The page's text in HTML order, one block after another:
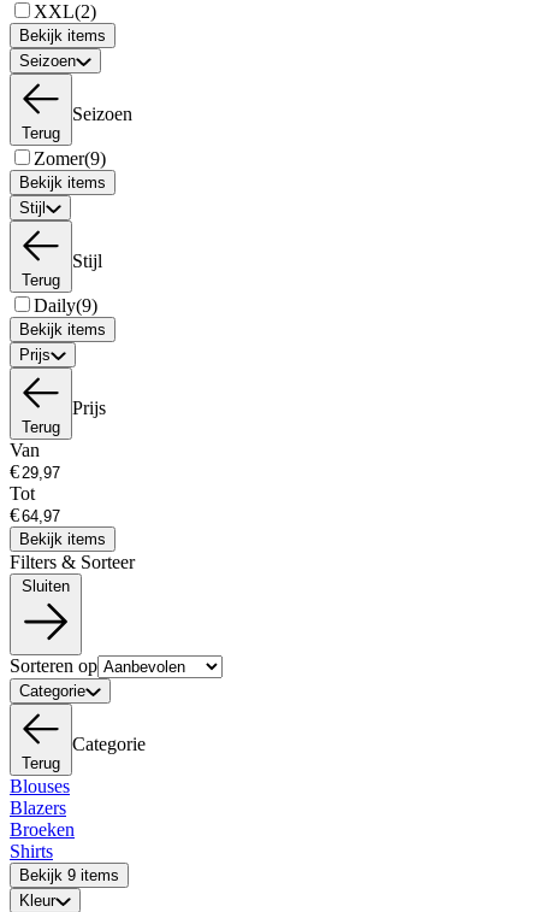
XXL(2)
Bekijk items
Seizoen
Terug
Seizoen
Zomer(9)
Bekijk items
Stijl
Terug
Stijl
Daily(9)
Bekijk items
Prijs
Terug
Prijs
Van
€
Tot
€
Bekijk items
Filters & Sorteer
Sorteren op
Categorie
Terug
Categorie
Blouses
Blazers
Broeken
Shirts
Bekijk 9 items
Kleur